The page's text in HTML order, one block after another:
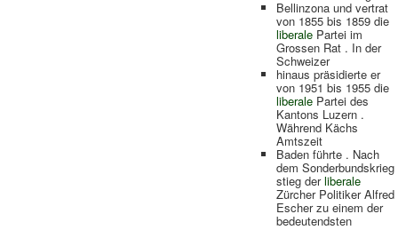
Bellinzona und vertrat
von 1855 bis 1859 die
liberale Partei im
Grossen Rat . In der
Schweizer
hinaus präsidierte er
von 1951 bis 1955 die
liberale Partei des
Kantons Luzern .
Während Kächs
Amtszeit
Baden führte . Nach
dem Sonderbundskrieg
stieg derliberale
Zürcher Politiker Alfred
Escher zu einem der
bedeutendsten